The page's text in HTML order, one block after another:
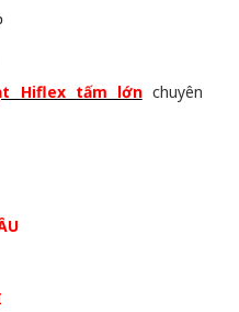
Hiflex tấm lớn chuyên